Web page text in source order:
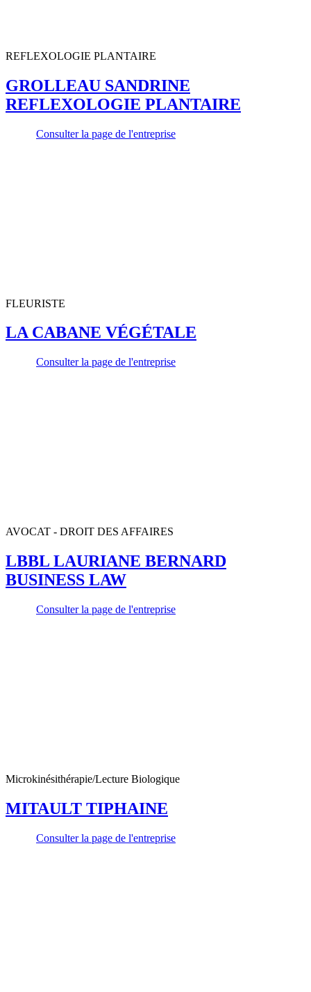
REFLEXOLOGIE PLANTAIRE
GROLLEAU SANDRINE
REFLEXOLOGIE PLANTAIRE
Consulter la page de l'entreprise
FLEURISTE
LA CABANE VÉGÉTALE
Consulter la page de l'entreprise
AVOCAT - DROIT DES AFFAIRES
LBBL LAURIANE BERNARD
BUSINESS LAW
Consulter la page de l'entreprise
Microkinésithérapie/Lecture Biologique
MITAULT TIPHAINE
Consulter la page de l'entreprise